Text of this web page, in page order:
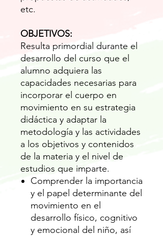
etc.​
OBJETIVOS:
Resulta primordial durante el
desarrollo del curso que el
alumno adquiera las
capacidades necesarias para
incorporar el cuerpo en
movimiento en su estrategia
didáctica y adaptar la
metodología y las actividades
a los objetivos y contenidos
de la materia y el nivel de
estudios que imparte.
Comprender la importancia
y el papel determinante del
movimiento en el
desarrollo físico, cognitivo
y emocional del niño, así